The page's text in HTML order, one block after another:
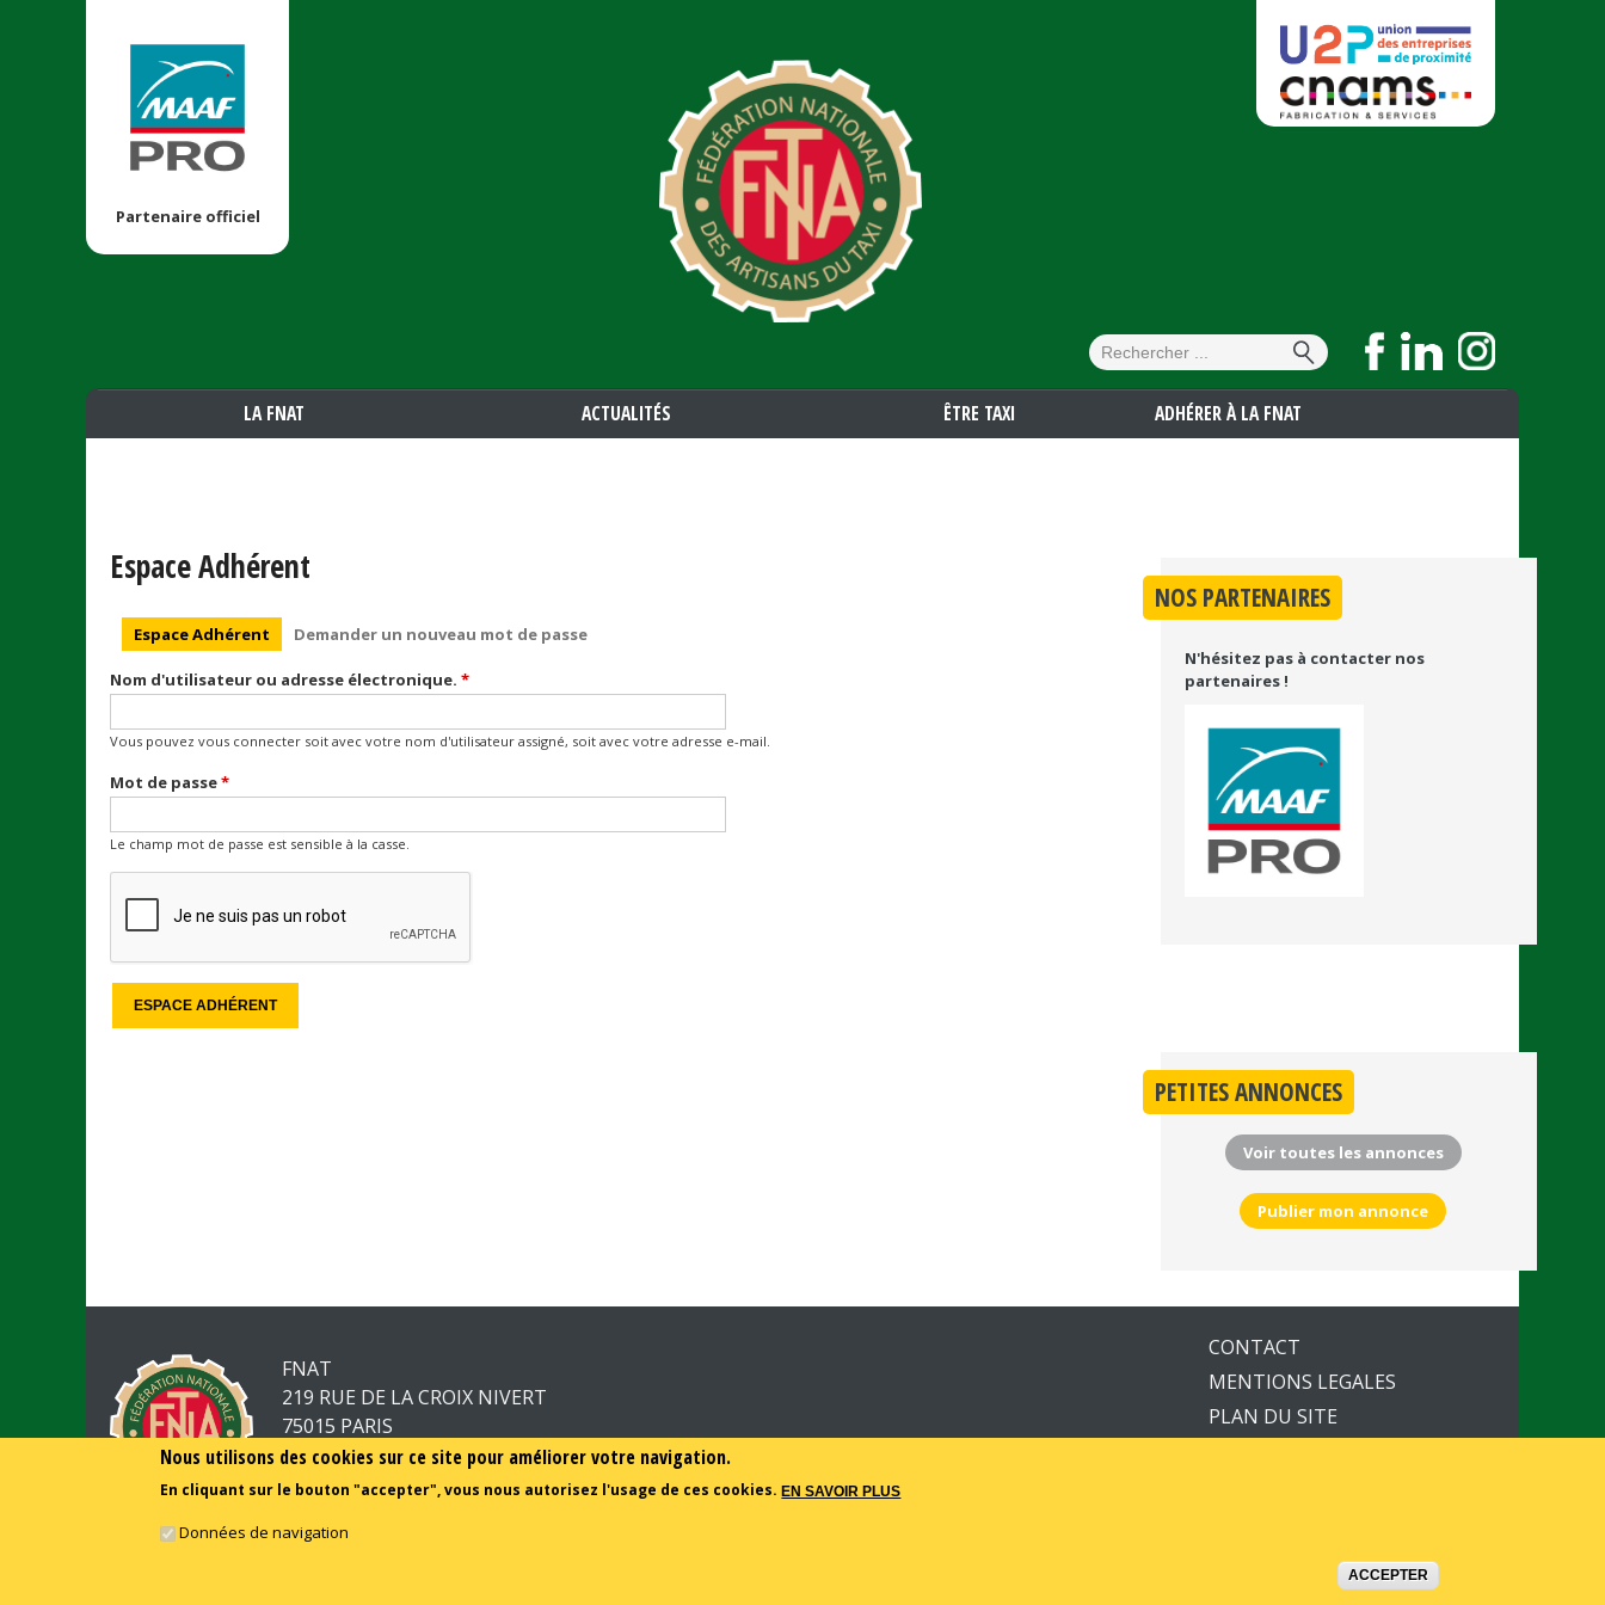
contenu
principal
Partenaire officiel
Formulaire de
recherche
Rechercher
LA FNAT ACTUALITÉS ÊTRE TAXI ADHÉRER À LA FNAT
Espace Adhérent
Onglets principaux
Espace Adhérent (onglet actif)
Demander un nouveau mot de passe
Nom d'utilisateur ou adresse électronique. *
Vous pouvez vous connecter soit avec votre nom d'utilisateur assigné, soit avec votre adresse e-mail.
Mot de passe*
Le champ mot de passe est sensible à la casse.
NOS PARTENAIRES
N'hésitez pas à contacter nos
partenaires !
PETITES ANNONCES
Voir toutes les annonces
Publier mon annonce
FNAT
219 RUE DE LA CROIX NIVERT
75015 PARIS
01.44.52.23.50
CONTACT
MENTIONS LEGALES
PLAN DU SITE
Nous utilisons des cookies sur ce site pour améliorer votre navigation.
En cliquant sur le bouton "accepter", vous nous autorisez l'usage de ces cookies. EN SAVOIR PLUS
Données de navigation
ACCEPTER